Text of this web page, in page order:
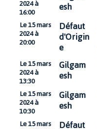
2024 à
16:00 esh
Le 15 mars
2024 à
20:00
Défaut
d'Origin
e
Le 15 mars
2024 à
13:30
Gilgam
esh
Le 15 mars
2024 à
10:30
Gilgam
esh
Le 15 mars Défaut